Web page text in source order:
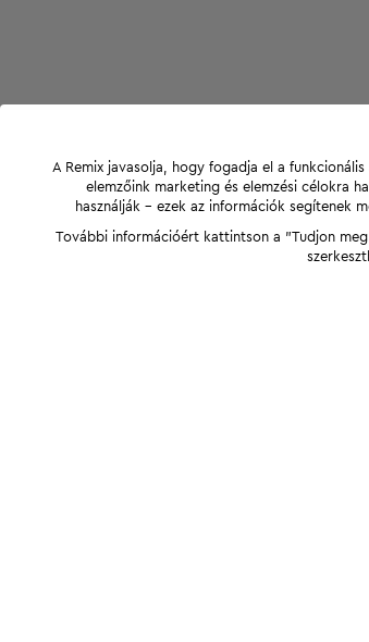
A Remix javasolja, hogy fogadja el a
elemzőink marketing és elemzési célokra
használják - ezek az információk segítenek
További információért kattintson a "Tudjon